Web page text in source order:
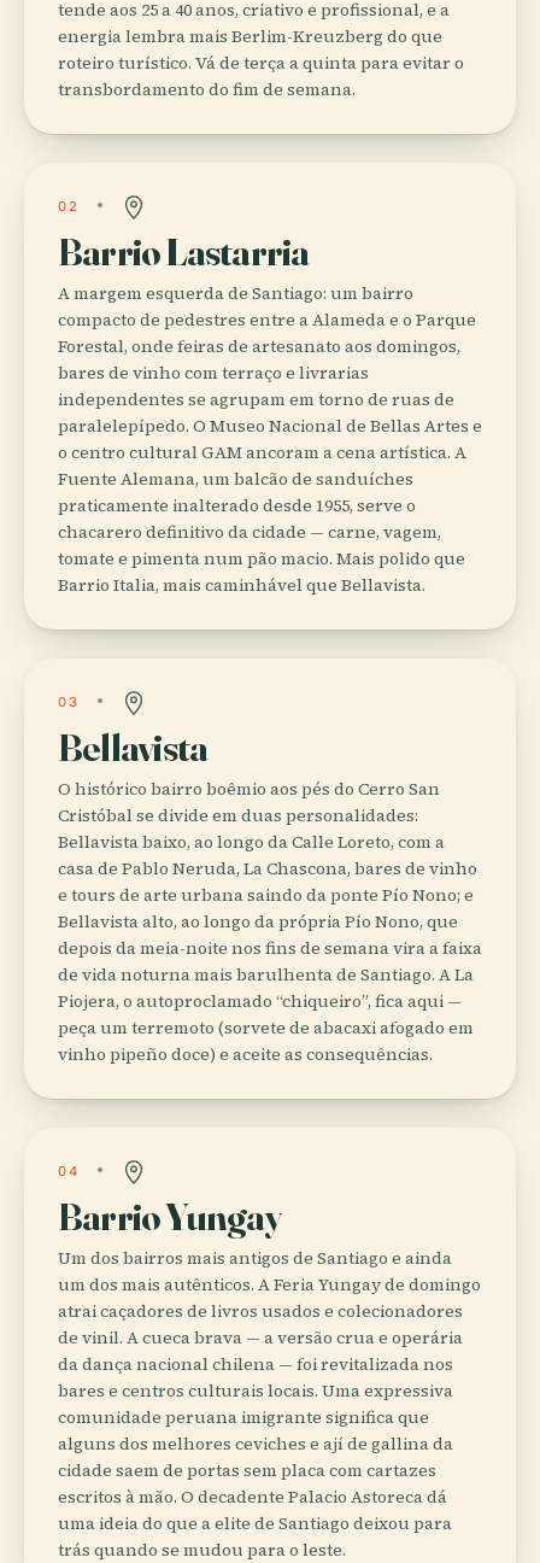
tende aos 25 a 40 anos, criativo e profissional, e a
energia lembra mais Berlim-Kreuzberg do que
roteiro turístico. Vá de terça a quinta para evitar o
transbordamento do fim de semana.
02
Barrio Lastarria
A margem esquerda de Santiago: um bairro
compacto de pedestres entre a Alameda e o Parque
Forestal, onde feiras de artesanato aos domingos,
bares de vinho com terraço e livrarias
independentes se agrupam em torno de ruas de
paralelepípedo. O Museo Nacional de Bellas Artes e
o centro cultural GAM ancoram a cena artística. A
Fuente Alemana, um balcão de sanduíches
praticamente inalterado desde 1955, serve o
chacarero definitivo da cidade — carne, vagem,
tomate e pimenta num pão macio. Mais polido que
Barrio Italia, mais caminhável que Bellavista.
03
Bellavista
O histórico bairro boêmio aos pés do Cerro San
Cristóbal se divide em duas personalidades:
Bellavista baixo, ao longo da Calle Loreto, com a
casa de Pablo Neruda, La Chascona, bares de vinho
e tours de arte urbana saindo da ponte Pío Nono; e
Bellavista alto, ao longo da própria Pío Nono, que
depois da meia-noite nos fins de semana vira a faixa
de vida noturna mais barulhenta de Santiago. A La
Piojera, o autoproclamado “chiqueiro”, fica aqui —
peça um terremoto (sorvete de abacaxi afogado em
vinho pipeño doce) e aceite as consequências.
04
Barrio Yungay
Um dos bairros mais antigos de Santiago e ainda
um dos mais autênticos. A Feria Yungay de domingo
atrai caçadores de livros usados e colecionadores
de vinil. A cueca brava — a versão crua e operária
da dança nacional chilena — foi revitalizada nos
bares e centros culturais locais. Uma expressiva
comunidade peruana imigrante significa que
alguns dos melhores ceviches e ají de gallina da
cidade saem de portas sem placa com cartazes
escritos à mão. O decadente Palacio Astoreca dá
uma ideia do que a elite de Santiago deixou para
trás quando se mudou para o leste.